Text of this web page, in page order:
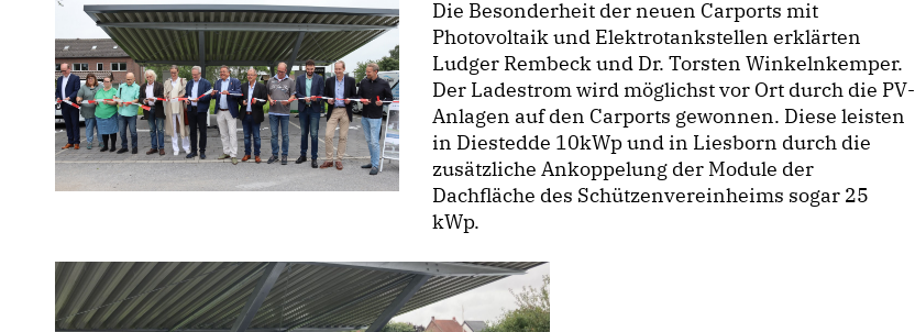
Die Besonderheit der neuen Carports mit
Photovoltaik und Elektrotankstellen erklärten
Ludger Rembeck und Dr. Torsten Winkelnkemper.
Der Ladestrom wird möglichst vor Ort durch die PV-
Anlagen auf den Carports gewonnen. Diese leisten
in Diestedde 10kWp und in Liesborn durch die
zusätzliche Ankoppelung der Module der
Dachfläche des Schützenvereinheims sogar 25
kWp.